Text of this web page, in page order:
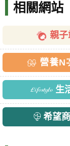
相關網站
親子
營養N
生
希望